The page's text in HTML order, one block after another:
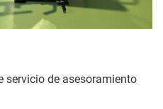
servicio de asesoramiento